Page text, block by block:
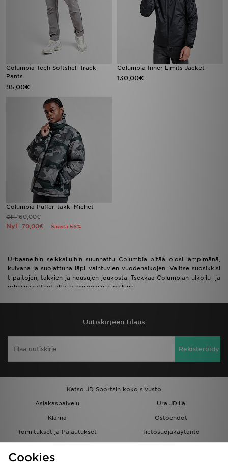
Columbia Tech Softshell Track
Pants
95,00€
Columbia Inner Limits Jacket
130,00€
Columbia Puffer-takki Miehet
Oli160,00€
Nyt 70,00€ Säästä 56%
Urbaaneihin seikkailuihin suunnattu Columbia pitää olosi lämpimänä,
kuivana ja suojattuna läpi vaihtuvien vuodenaikojen. Valitse suosikkisi
t-paitojen, takkien ja housujen joukosta. Tsekkaa Columbian ulkoilu- ja
urheiluvaatteet alta ja shoppaile suosikkisi.
Uutiskirjeen tilaus
Rekisteröidy
Katso JD Sportsin koko sivusto
Asiakaspalvelu
Ura JD:llä
Klarna
Ostoehdot
Toimitukset ja Palautukset
Tietosuojakäytäntö
Löydä myymälä
Cookies